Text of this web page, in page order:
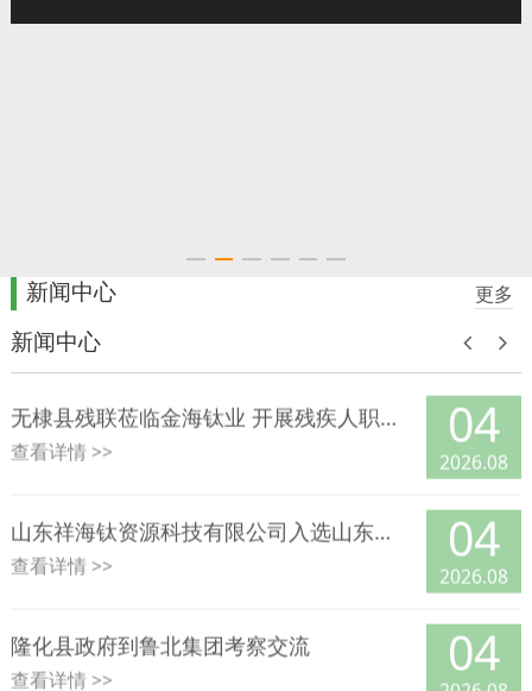
酸锂项目于2019年10月投产。2019年创建了鲁北国际新
是目前世界上规模最大、技术先进、实现长周期连续运
互补新能源基地。
酸锂项目于2019年10月投产。2019年创建了鲁北国际新
新闻中心 更多
新闻中心
04
2026.08
查看详情 >>
04
2026.08
无棣县残联莅临金海钛业 开展残疾人职工慰问及就业工作专项检查
查看详情 >>
04
2026.08
山东祥海钛资源科技有限公司入选山东工信厅 2026年度省级重点行业能效“领跑者”名单
查看详情 >>
04
隆化县政府到鲁北集团考察交流
查看详情 >>